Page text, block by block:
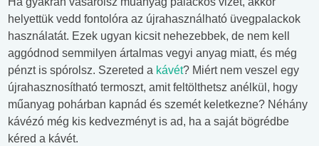
helyettük vedd fontolóra az újrahasználható üvegpalackok
használatát. Ezek ugyan kicsit nehezebbek, de nem kell
aggódnod semmilyen ártalmas vegyi anyag miatt, és még
pénzt is spórolsz. Szereted a kávét? Miért nem veszel egy
újrahasznosítható termoszt, amit feltölthetsz anélkül, hogy
műanyag pohárban kapnád és szemét keletkezne? Néhány
kávézó még kis kedvezményt is ad, ha a saját bögrédbe
kéred a kávét.